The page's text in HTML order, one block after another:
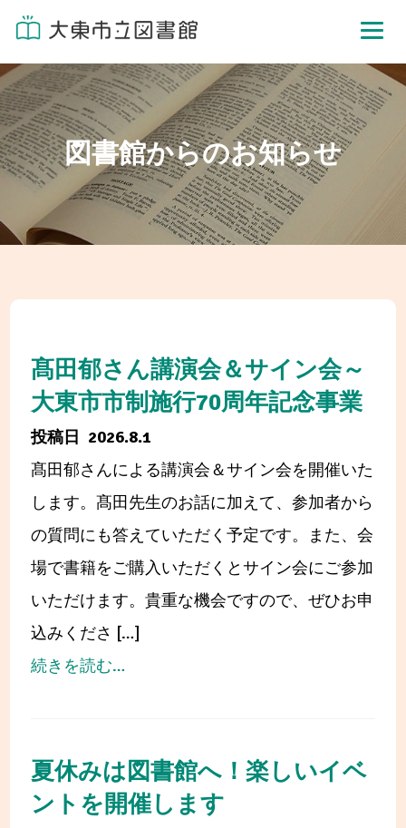
図書館からのお知らせ
髙田郁さん講演会＆サイン会～
大東市市制施行70周年記念事業
2026.8.1
髙田郁さんによる講演会＆サイン会を開催いた
します。髙田先生のお話に加えて、参加者から
の質問にも答えていただく予定です。また、会
場で書籍をご購入いただくとサイン会にご参加
いただけます。貴重な機会ですので、ぜひお申
込みくださ […]
続きを読む…from
郁
さ
夏休みは図書館へ！楽しいイベ
ントを開催します